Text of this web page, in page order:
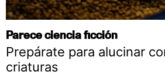
Parece ciencia ficción
Prepárate para alucinar
criaturas